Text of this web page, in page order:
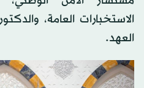
الاستخبارات العامة،
العهد.